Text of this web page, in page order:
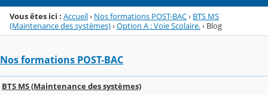
Vous êtes ici : Accueil› Nos formations POST-BAC› BTS MS
(Maintenance des systèmes)›Option A : Voie Scolaire.› Blog
Nos formations POST-BAC
BTS MS (Maintenance des systèmes)